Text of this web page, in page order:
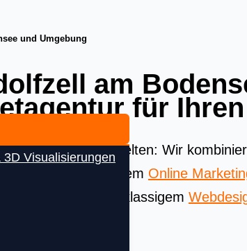
Visualisierungen
und Umgebung
am
für
Beste aus allen Welten: Wir
Von strategischem Online
bis hin zu erstklassigem
in No Content.